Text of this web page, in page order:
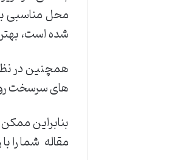
محل مناسبی
شده است،
همچنین در
های سرسخت
بنابراین
مقاله شما را